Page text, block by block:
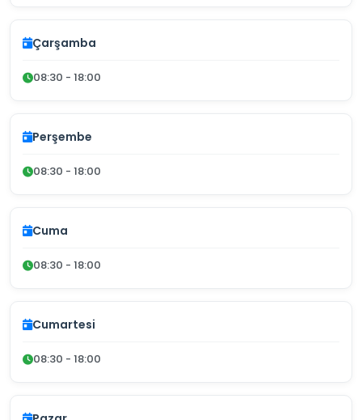
Çarşamba
08:30 - 18:00
Perşembe
08:30 - 18:00
Cuma
08:30 - 18:00
Cumartesi
08:30 - 18:00